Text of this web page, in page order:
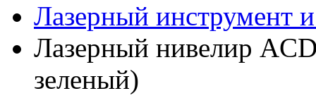
Лазерный инструмент
Лазерный нивелир
зеленый)